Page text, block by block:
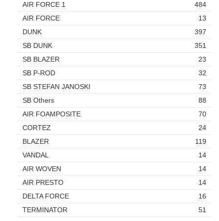
AIR FORCE 1
484
AIR FORCE
13
DUNK
397
SB DUNK
351
SB BLAZER
23
SB P-ROD
32
SB STEFAN JANOSKI
73
SB Others
88
AIR FOAMPOSITE
70
CORTEZ
24
BLAZER
119
VANDAL
14
AIR WOVEN
14
AIR PRESTO
14
DELTA FORCE
16
TERMINATOR
51